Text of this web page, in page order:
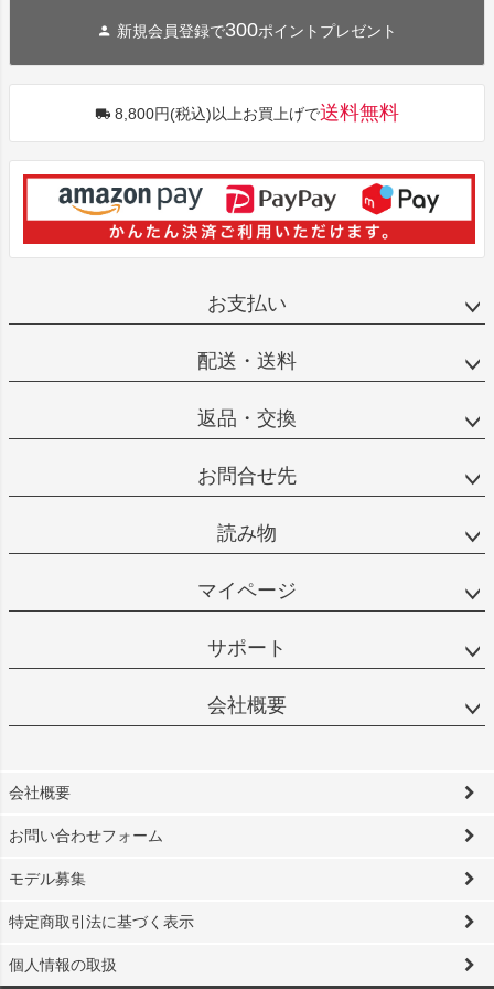
新規会員登録で300ポイントプレゼント
8,800円(税込)以上お買上げで送料無料
お支払い
配送・送料
返品・交換
お問合せ先
読み物
マイページ
サポート
会社概要
会社概要
お問い合わせフォーム
モデル募集
特定商取引法に基づく表示
個人情報の取扱